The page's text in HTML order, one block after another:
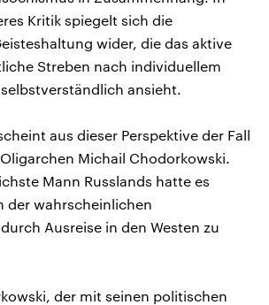
Kritik spiegelt sich die
wider, die das aktive
Streben nach individuellem
ansieht.
aus dieser Perspektive der Fall
Michail Chodorkowski.
Mann Russlands hatte es
der wahrscheinlichen
Ausreise in den Westen zu
der mit seinen politischen